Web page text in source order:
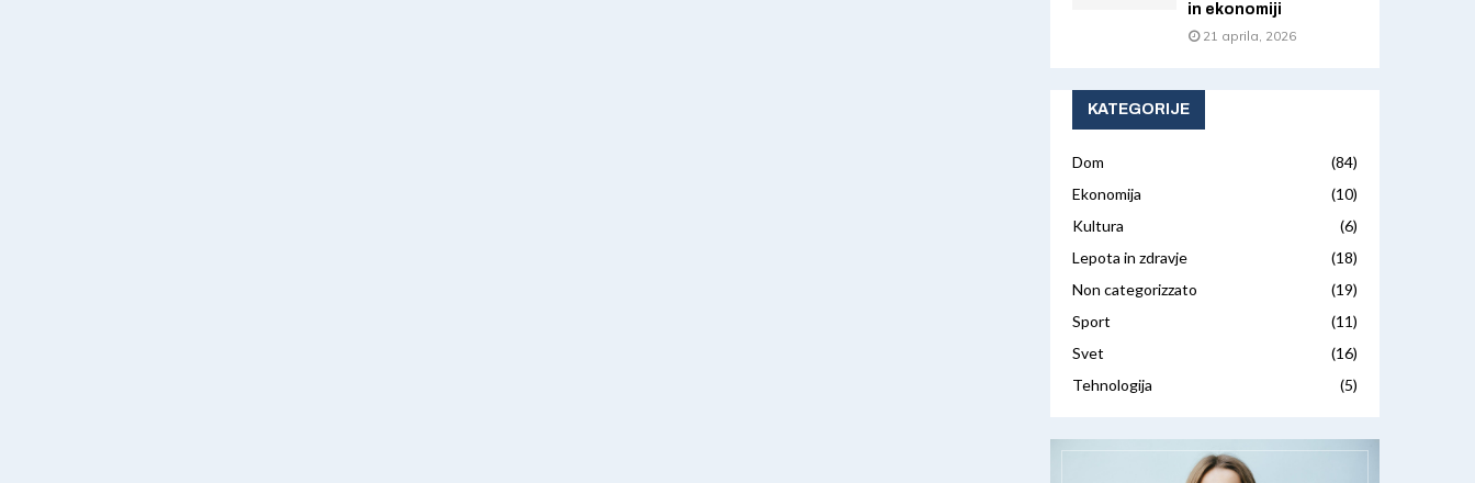
in ekonomiji
21 aprila, 2026
KATEGORIJE
Dom
(84)
Ekonomija
(10)
Kultura
(6)
Lepota in zdravje
(18)
Non categorizzato
(19)
Sport
(11)
Svet
(16)
Tehnologija
(5)